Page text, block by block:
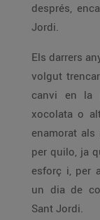
després,
Jordi.
Els darrers
volgut
canvi en la
xocolata o
enamorat
per quilo, ja
esforç i, per
un dia de
Sant Jordi.